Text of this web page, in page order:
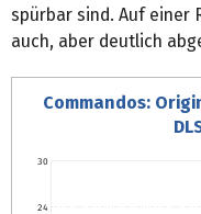
spürbar sind. Auf einer
auch, aber deutlich
Commandos:
24
30